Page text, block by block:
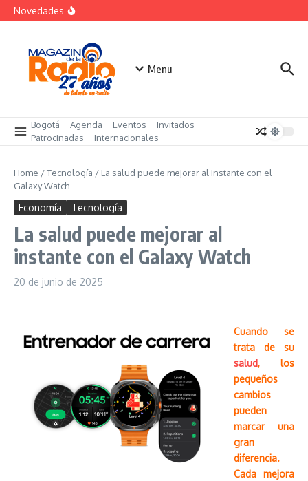
Saltar al contenido
Novedades
A sus 85 años se apaga la risa de Alfonso Lizarazo
Menu
Bogotá Agenda Eventos
Invitados
Patrocinadas
Internacionales
Home /Tecnología / La salud puede mejorar al instante con el
Galaxy Watch
Economía Tecnología
La salud puede mejorar al
instante con el Galaxy Watch
20 de junio de 2025
Cuando se
trata de su
salud, los
pequeños
cambios
pueden
marcar una
gran
diferencia.
Cada mejora